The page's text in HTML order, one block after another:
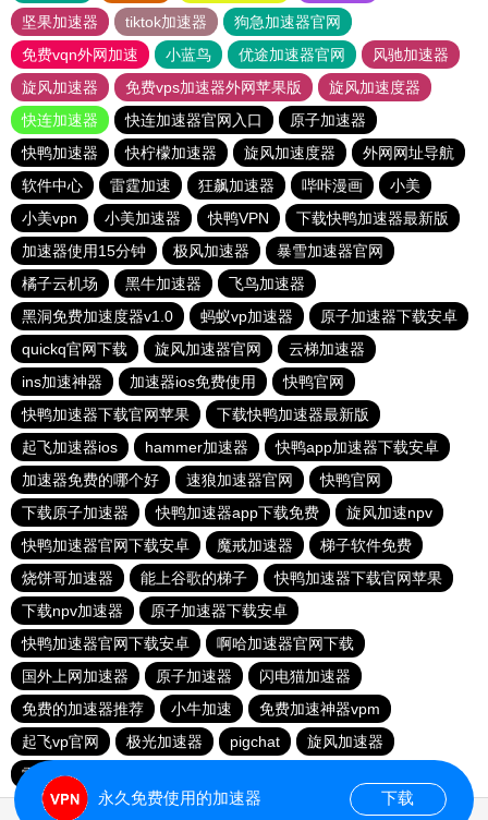
坚果加速器
tiktok加速器
狗急加速器官网
免费vqn外网加速
小蓝鸟 优途加速器官网
风驰加速器
旋风加速器
免费vps加速器外网苹果版
旋风加速度器
快连加速器
快连加速器官网入口
原子加速器
快鸭加速器
快柠檬加速器 旋风加速度器
外网网址导航
软件中心
雷霆加速 狂飙加速器 哔咔漫画
小美
小美vpn
小美加速器 快鸭VPN
下载快鸭加速器最新版
加速器使用15分钟
极风加速器
暴雪加速器官网
橘子云机场
黑牛加速器
飞鸟加速器
黑洞免费加速度器v1.0
蚂蚁vp加速器
原子加速器下载安卓
quickq官网下载
旋风加速器官网
云梯加速器
ins加速神器
加速器ios免费使用
快鸭官网
快鸭加速器下载官网苹果
下载快鸭加速器最新版
起飞加速器ios
hammer加速器
快鸭app加速器下载安卓
加速器免费的哪个好
速狼加速器官网
快鸭官网
下载原子加速器
快鸭加速器app下载免费
旋风加速npv
快鸭加速器官网下载安卓
魔戒加速器
梯子软件免费
烧饼哥加速器
能上谷歌的梯子
快鸭加速器下载官网苹果
下载npv加速器
原子加速器下载安卓
快鸭加速器官网下载安卓
啊哈加速器官网下载
国外上网加速器
原子加速器
闪电猫加速器
免费的加速器推荐
小牛加速
免费加速神器vpm
起飞vp官网
极光加速器 pigchat
旋风加速器
雷霆加速版安卓下载
永久免费使用的加速器 下载